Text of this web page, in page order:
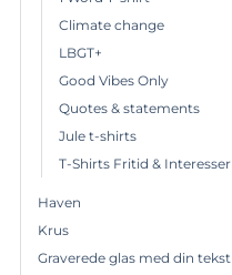
Climate change
LBGT+
Good Vibes Only
Quotes & statements
Jule t-shirts
T-Shirts Fritid & Interesser
Haven
Krus
Graverede glas med din tekst